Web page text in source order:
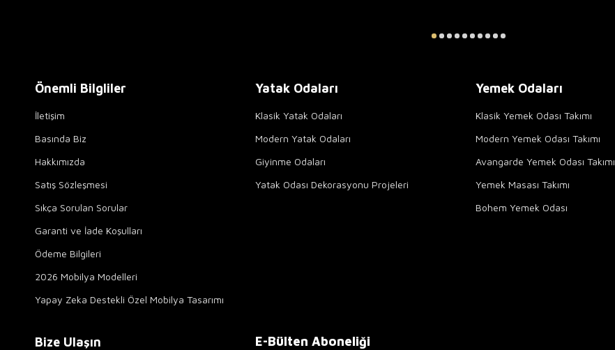
Önemli Bilgliler
İletişim
Basında Biz
Hakkımızda
Satış Sözleşmesi
Sıkça Sorulan Sorular
Garanti ve İade Koşulları
Ödeme Bilgileri
2026 Mobilya Modelleri
Yapay Zeka Destekli Özel Mobilya Tasarımı
Yatak Odaları
Klasik Yatak Odaları
Modern Yatak Odaları
Giyinme Odaları
Yatak Odası Dekorasyonu Projeleri
Yemek Odaları
Klasik Yemek Odası Takımı
Modern Yemek Odası Takımı
Avangarde Yemek Odası Takımı
Yemek Masası Takımı
Bohem Yemek Odası
Bize Ulaşın E-Bülten Aboneliği